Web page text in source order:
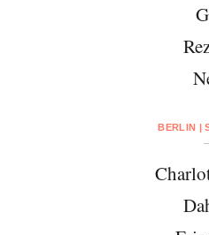
BERLIN |